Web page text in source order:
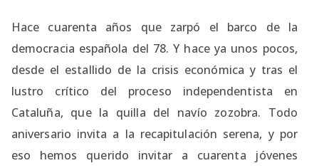
Hace cuarenta años que zarpó el barco de la
democracia española del 78. Y hace ya unos pocos,
desde el estallido de la crisis económica y tras el
lustro crítico del proceso independentista en
Cataluña, que la quilla del navío zozobra. Todo
aniversario invita a la recapitulación serena, y por
eso hemos querido invitar a cuarenta jóvenes